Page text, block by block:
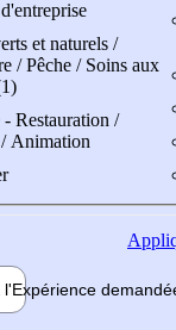
et naturels /
/ Pêche / Soins aux
Restauration /
Animation
l'Expérience